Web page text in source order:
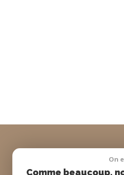
On
Comme beaucoup,